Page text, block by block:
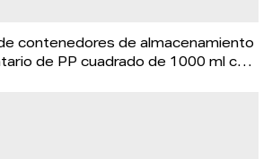
contenedores de almacenamiento
de PP cuadrado de 1000 ml con